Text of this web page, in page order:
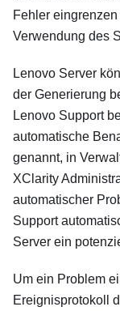
Fehler
Verwendung des
Lenovo Server
der Generierung
Lenovo Support
automatische
genannt, in
XClarity
automatischer
Support
Server ein
Um ein Problem
Ereignisprotokoll